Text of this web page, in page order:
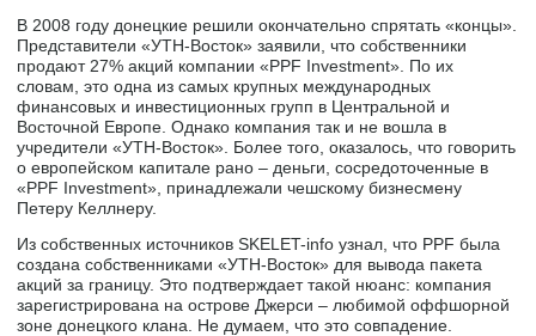
В 2008 году донецкие решили окончательно спрятать «концы».
Представители «УТН-Восток» заявили, что собственники
продают 27% акций компании «PPF Investment». По их
словам, это одна из самых крупных международных
финансовых и инвестиционных групп в Центральной и
Восточной Европе. Однако компания так и не вошла в
учредители «УТН-Восток». Более того, оказалось, что говорить
о европейском капитале рано – деньги, сосредоточенные в
«PPF Investment», принадлежали чешскому бизнесмену
Петеру Келлнеру.
Из собственных источников SKELET-info узнал, что PPF была
создана собственниками «УТН-Восток» для вывода пакета
акций за границу. Это подтверждает такой нюанс: компания
зарегистрирована на острове Джерси – любимой оффшорной
зоне донецкого клана. Не думаем, что это совпадение.